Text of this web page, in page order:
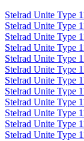
Stelrad Unite Type
Stelrad Unite Type
Stelrad Unite Type
Stelrad Unite Type
Stelrad Unite Type
Stelrad Unite Type
Stelrad Unite Type
Stelrad Unite Type
Stelrad Unite Type
Stelrad Unite Type
Stelrad Unite Type
Stelrad Unite Type